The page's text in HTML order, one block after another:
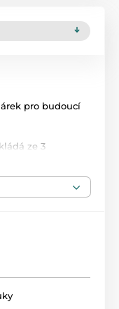
pro budoucí
ze 3
+ 150 ML volný
Zcela měkký, malý a
je
podporu
podporuje
ústní dítěte